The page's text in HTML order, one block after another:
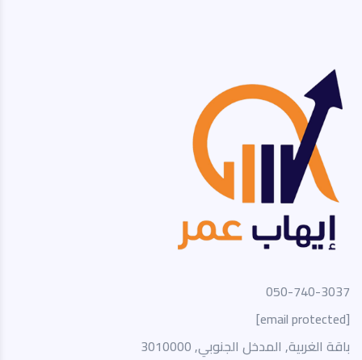
050-740-3037
[email protected]
باقة الغربية, المدخل الجنوبي, 3010000